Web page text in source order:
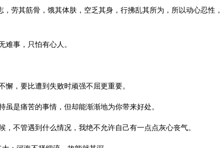
劳其筋骨，饿其体肤，空乏其身，行拂乱其所为，所以动心忍性，
事，只怕有心人。
，要比遭到失败时顽强不屈更重要。
是痛苦的事情，但却能渐渐地为你带来好处。
不管遇到什么情况，我绝不允许自己有一点点灰心丧气。